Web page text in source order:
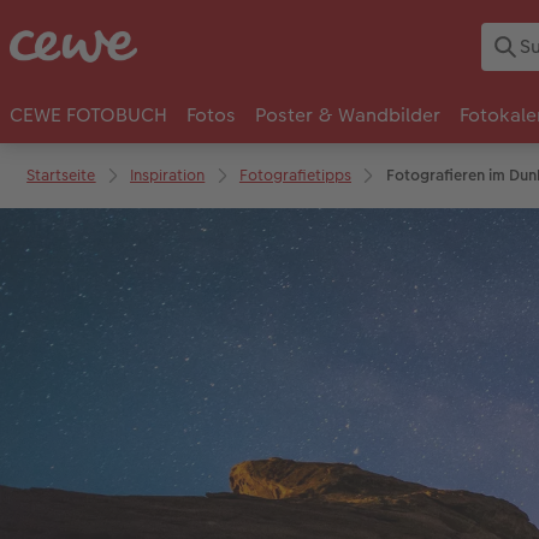
CEWE FOTOBUCH Fotos Poster & Wandbilder
Startseite Inspiration Fotografietipps Fotografieren im